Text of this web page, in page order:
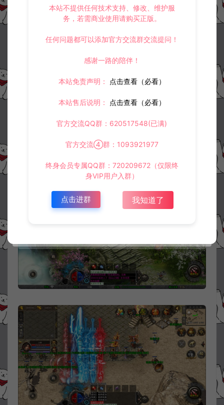
本站不提供任何技术支持、修改、维护服
务，若需商业使用请购买正版。
任何问题都可以添加官方交流群交流提问！
感谢一路的陪伴！
本站免责声明： 点击查看（必看）
本站售后说明： 点击查看（必看）
官方交流QQ群：620517548(已满)
官方交流④群：1093921977
终身会员专属QQ群：720209672（仅限终
身VIP用户入群）
点击进群 我知道了